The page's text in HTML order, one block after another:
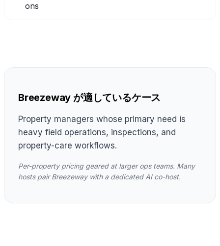
ons
Breezeway が適しているケース
Property managers whose primary need is
heavy field operations, inspections, and
property-care workflows.
Per-property pricing geared at larger ops teams. Many
hosts pair Breezeway with a dedicated AI co-host.